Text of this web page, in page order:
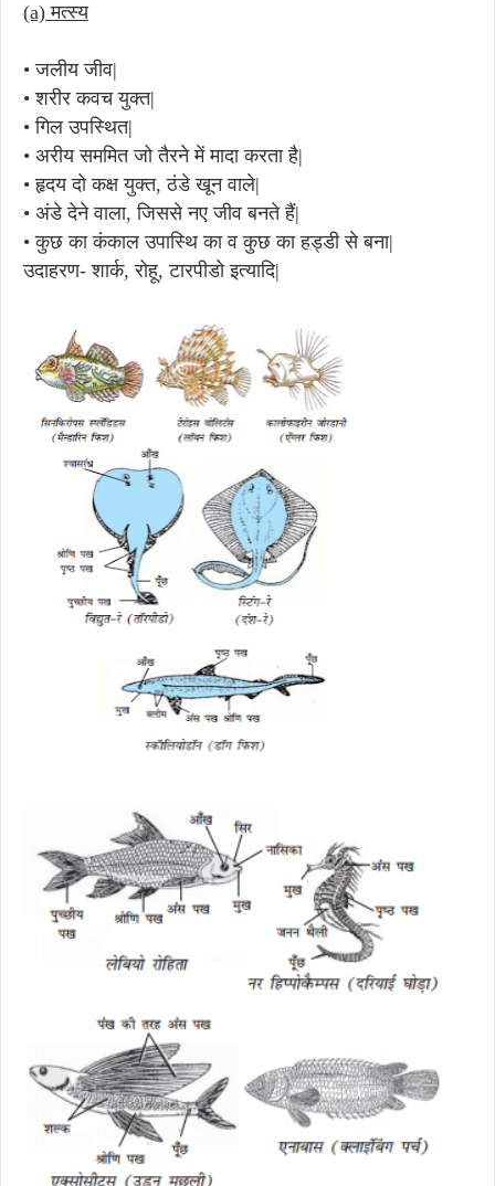
(a) मत्स्य
• जलीय जीव|
• शरीर कवच युक्त|
• गिल उपस्थित|
• अरीय सममित जो तैरने में मादा करता है|
• हृदय दो कक्ष युक्त, ठंडे खून वाले|
• अंडे देने वाला, जिससे नए जीव बनते हैं|
• कुछ का कंकाल उपास्थि का व कुछ का हड्डी से बना|
उदाहरण- शार्क, रोहू, टारपीडो इत्यादि|